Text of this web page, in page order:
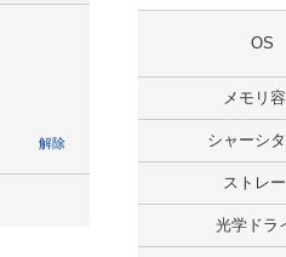
解除
OS
メモリ
シャーシ
ストレ
光学ドラ